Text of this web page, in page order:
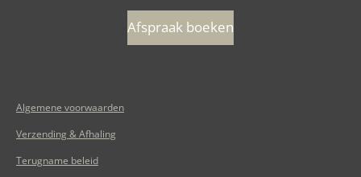
Afspraak boeken
Algemene voorwaarden
Verzending & Afhaling
Terugname beleid